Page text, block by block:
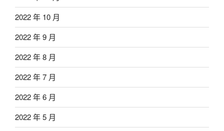
2022 年 10 月
2022 年 9 月
2022 年 8 月
2022 年 7 月
2022 年 6 月
2022 年 5 月